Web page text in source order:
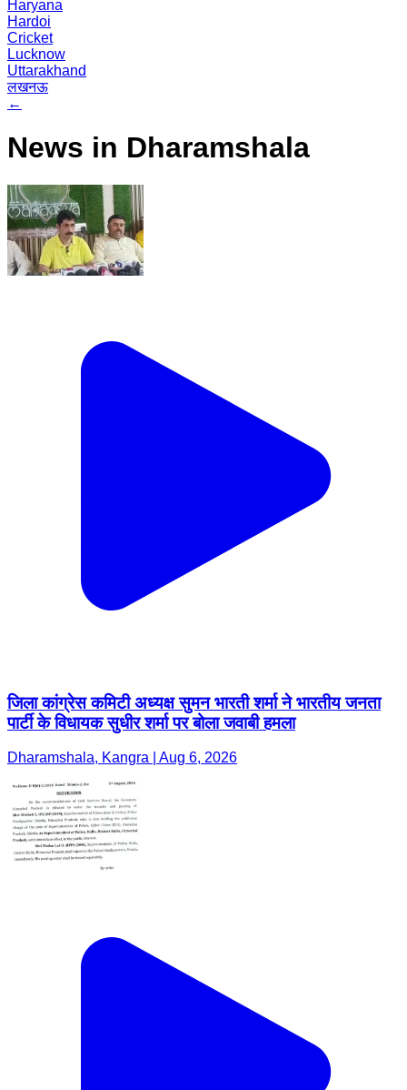
Haryana
Hardoi
Cricket
Lucknow
Uttarakhand
लखनऊ
←
News in Dharamshala
जिला कांग्रेस कमिटी अध्यक्ष सुमन भारती शर्मा ने भारतीय जनता
पार्टी के विधायक सुधीर शर्मा पर बोला जवाबी हमला
Dharamshala, Kangra | Aug 6, 2026